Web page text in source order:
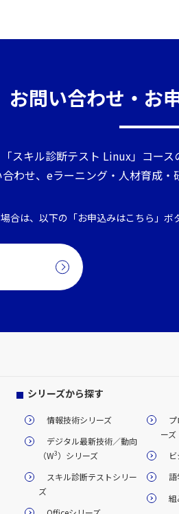
お問い合わせ・ お
「スキル診断テスト Linux」コース
わせ、eラーニング・人材育成
は、以下の「お申込みはこちら」ボ
シリーズから探す
情報技術シリーズ
デジタル最新技術／動向
（W3）シリーズ
スキル診断テストシリー
ズ
ーズ
語
組